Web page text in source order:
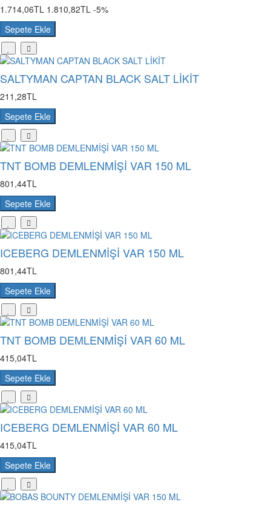
1.714,06TL 1.810,82TL -5%
Sepete Ekle
SALTYMAN CAPTAN BLACK SALT LİKİT
211,28TL
Sepete Ekle
TNT BOMB DEMLENMİŞİ VAR 150 ML
801,44TL
Sepete Ekle
ICEBERG DEMLENMİŞİ VAR 150 ML
801,44TL
Sepete Ekle
TNT BOMB DEMLENMİŞİ VAR 60 ML
415,04TL
Sepete Ekle
ICEBERG DEMLENMİŞİ VAR 60 ML
415,04TL
Sepete Ekle